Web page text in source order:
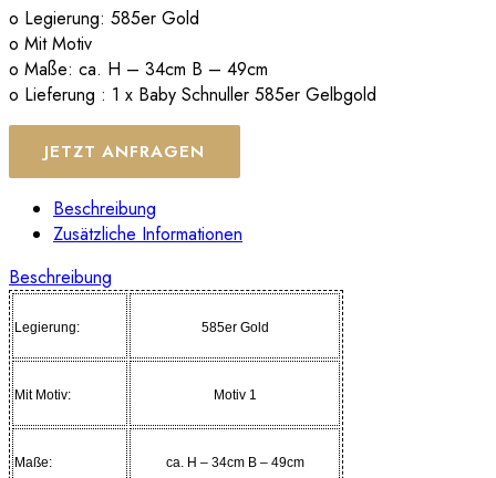
o Legierung: 585er Gold
o Mit Motiv
o Maße: ca. H – 34cm B – 49cm
o Lieferung : 1 x Baby Schnuller 585er Gelbgold
JETZT ANFRAGEN
Beschreibung
Zusätzliche Informationen
Beschreibung
Legierung: 585er Gold
Mit Motiv: Motiv 1
Maße: ca. H – 34cm B – 49cm